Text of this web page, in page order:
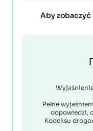
Aby
Pełne
odpowiedzi,
Kodeksu